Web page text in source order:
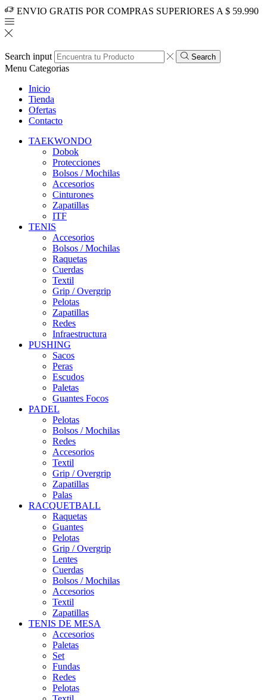
ENVIO GRATIS POR COMPRAS SUPERIORES A $ 59.990
Search input Search
Menu Categorias
Inicio
Tienda
Ofertas
Contacto
TAEKWONDO
Dobok
Protecciones
Bolsos / Mochilas
Accesorios
Cinturones
Zapatillas
ITF
TENIS
Accesorios
Bolsos / Mochilas
Raquetas
Cuerdas
Textil
Grip / Overgrip
Pelotas
Zapatillas
Redes
Infraestructura
PUSHING
Sacos
Peras
Escudos
Paletas
Guantes Focos
PADEL
Pelotas
Bolsos / Mochilas
Redes
Accesorios
Textil
Grip / Overgrip
Zapatillas
Palas
RACQUETBALL
Raquetas
Guantes
Pelotas
Grip / Overgrip
Lentes
Cuerdas
Bolsos / Mochilas
Accesorios
Textil
Zapatillas
TENIS DE MESA
Accesorios
Paletas
Set
Fundas
Redes
Pelotas